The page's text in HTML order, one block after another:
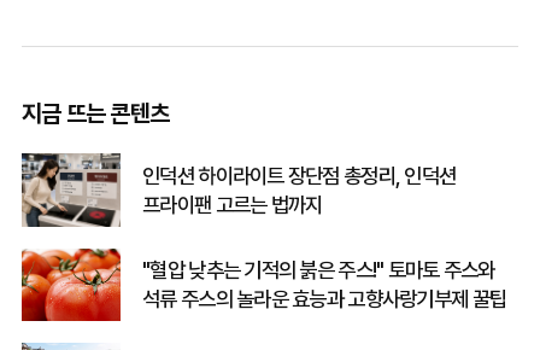
지금 뜨는 콘텐츠
인덕션 하이라이트 장단점 총정리, 인덕션
프라이팬 고르는 법까지
"혈압 낮추는 기적의 붉은 주스!" 토마토 주스와
석류 주스의 놀라운 효능과 고향사랑기부제 꿀팁